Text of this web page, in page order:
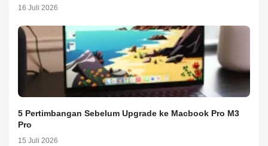
16 Juli 2026
5 Pertimbangan Sebelum Upgrade ke Macbook Pro M3
Pro
15 Juli 2026